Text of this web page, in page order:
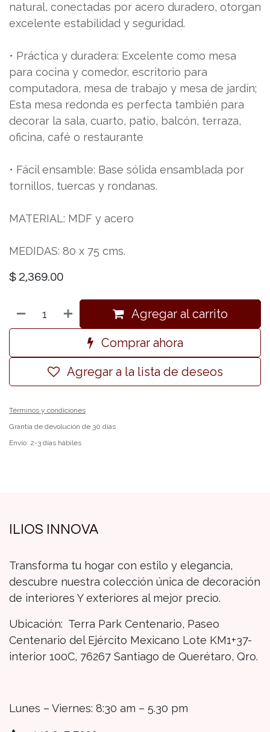
natural, conectadas por acero duradero, otorgan
excelente estabilidad y seguridad.
• Práctica y duradera: Excelente como mesa
para cocina y comedor, escritorio para
computadora, mesa de trabajo y mesa de jardín;
Esta mesa redonda es perfecta también para
decorar la sala, cuarto, patio, balcón, terraza,
oficina, café o restaurante
• Fácil ensamble: Base sólida ensamblada por
tornillos, tuercas y rondanas.
MATERIAL: MDF y acero
MEDIDAS: 80 x 75 cms.
$ 2,369.00
Agregar al carrito
Comprar ahora
Agregar a la lista de deseos
Términos y condiciones
Grantía de devolución de 30 días
Envío: 2-3 días hábiles
ILIOS INNOVA
Transforma tu hogar con estilo y elegancia,
descubre nuestra colección única de decoración
de interiores Y exteriores al mejor precio.
Ubicación: Terra Park Centenario, Paseo
Centenario del Ejército Mexicano Lote KM1+37-
interior 100C, 76267 Santiago de Querétaro, Qro.
Lunes – Viernes: 8:30 am – 5.30 pm